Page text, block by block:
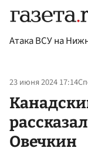
Атака ВСУ на
23 июня 2024 17:14
Овечкин